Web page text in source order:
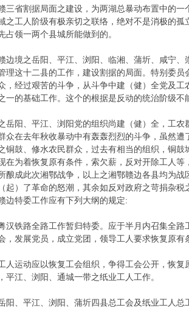
三省割据局面之建设，为两湖总暴动布置中的
之工人阶级有极亲切之联络，绝对不是消极的
占领一两个县城所能做到的。
边境之岳阳、平江、浏阳、临湘、蒲圻、咸宁
理这十二县的工作，建设割据的局面。特别委
，经过艰苦的斗争，从斗争中建（健）全党及
一的基础工作。这个的根据是反动的统治阶级
岳阳、平江、浏阳党的组织尚建（健）全，工
众在去年秋收暴动中有轰轰烈烈的斗争，虽然
铜鼓、修水农民群众，过去有相当的组织，铜
在为着恢复原有条件，索欠薪，反对开除工人
酿成此次湘鄂战争，以上之湘鄂赣边各县均为
起）了革命的怒潮，其余如反对政府之苛捐杂
边特委工作应有下列大纲的规定:
汉铁路全路工作暂归特委。应于半月内召集全
，发展党员，成立党团，领导工人要求恢复原
人运动应以恢复工会组织，争得工会公开，恢
平江、浏阳、通城一带之纸业工人工作。
阳、平江、浏阳、蒲圻四县总工会及纸业工人